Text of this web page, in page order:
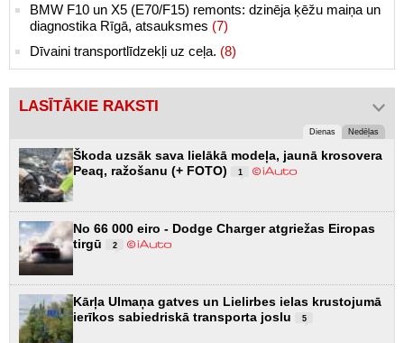
BMW F10 un X5 (E70/F15) remonts: dzinēja ķēžu maiņa un
diagnostika Rīgā, atsauksmes (7)
Dīvaini transportlīdzekļi uz ceļa. (8)
LASĪTĀKIE RAKSTI
Dienas Nedēļas
Škoda uzsāk sava lielākā modeļa, jaunā krosovera
Peaq, ražošanu (+ FOTO)
1
No 66 000 eiro - Dodge Charger atgriežas Eiropas
tirgū
2
Kārļa Ulmaņa gatves un Lielirbes ielas krustojumā
ierīkos sabiedriskā transporta joslu
5